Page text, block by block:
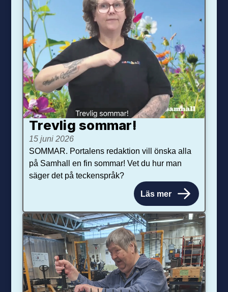
Trevlig sommar!
15 juni 2026
SOMMAR. Portalens redaktion vill önska alla
på Samhall en fin sommar! Vet du hur man
säger det på teckenspråk?
Läs mer